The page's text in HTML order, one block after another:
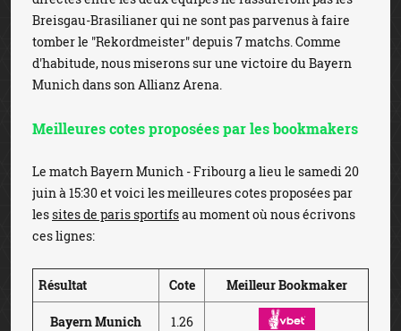
Breisgau-Brasilianer qui ne sont pas parvenus à faire
tomber le "Rekordmeister" depuis 7 matchs. Comme
d'habitude, nous miserons sur une victoire du Bayern
Munich dans son Allianz Arena.
Meilleures cotes proposées par les bookmakers
Le match Bayern Munich - Fribourg a lieu le samedi 20
juin à 15:30 et voici les meilleures cotes proposées par
lessites de paris sportifsau moment où nous écrivons
ces lignes:
Résultat Cote Meilleur Bookmaker
Bayern Munich 1.26